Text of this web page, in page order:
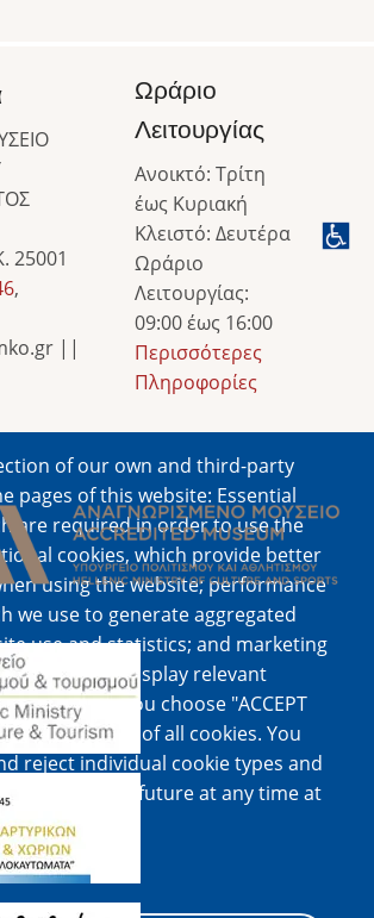
of our own and third-party
pages of this website: Essential
are required in order to use the
cookies, which provide better
using the website; performance
we use to generate aggregated
use and statistics; and marketing
are used to display relevant
If you choose "ACCEPT
to the use of all cookies. You
reject individual cookie types and
for the future at any time at
25001
,
||
Ωράριο
Λειτουργίας
Ανοικτό: Τρίτη
έως Κυριακή
Κλειστό: Δευτέρα
Ωράριο
Λειτουργίας:
09:00 έως 16:00
Περισσότερες
Πληροφορίες